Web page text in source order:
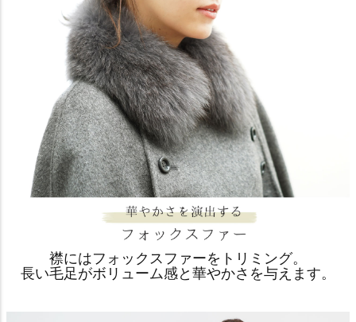
襟にはフォックスファーをトリミング。
長い毛足がボリューム感と華やかさを与えます。